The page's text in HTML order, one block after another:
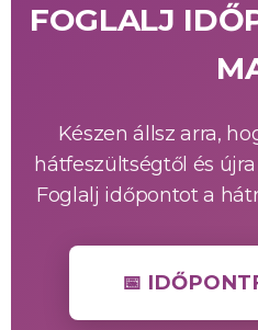
FOGLALJ
Készen állsz arra,
hátfeszültségtől és
Foglalj időpontot a
📅